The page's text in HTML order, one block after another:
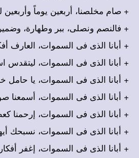
+ صام مخلصنا، أربعين يوماً
+ فالنصم ونصلى، ببر وطهارة،
+ أبانا الذى فى السموات،
+ أبانا الذى فى السموات، ليتقدس
+ أبانا الذى فى السموات، يا حامل
+ أبانا الذى فى السموات، أسمعنا
+ أبانا الذى فى السموات، إرحمنا
+ أبانا الذى فى السموات، نسبحك
+ أبانا الذى فى السموات، إغفر